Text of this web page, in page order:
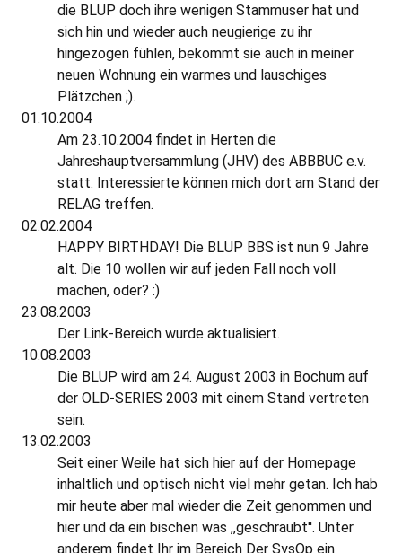
die BLUP doch ihre wenigen Stammuser hat und
sich hin und wieder auch neugierige zu ihr
hingezogen fühlen, bekommt sie auch in meiner
neuen Wohnung ein warmes und lauschiges
Plätzchen ;).
01.10.2004
Am 23.10.2004 findet in Herten die
Jahreshauptversammlung (JHV) des ABBBUC e.v.
statt. Interessierte können mich dort am Stand der
RELAG treffen.
02.02.2004
HAPPY BIRTHDAY! Die BLUP BBS ist nun 9 Jahre
alt. Die 10 wollen wir auf jeden Fall noch voll
machen, oder? :)
23.08.2003
Der Link-Bereich wurde aktualisiert.
10.08.2003
Die BLUP wird am 24. August 2003 in Bochum auf
der OLD-SERIES 2003 mit einem Stand vertreten
sein.
13.02.2003
Seit einer Weile hat sich hier auf der Homepage
inhaltlich und optisch nicht viel mehr getan. Ich hab
mir heute aber mal wieder die Zeit genommen und
hier und da ein bischen was ,,geschraubt''. Unter
anderem findet Ihr im Bereich Der SysOp ein